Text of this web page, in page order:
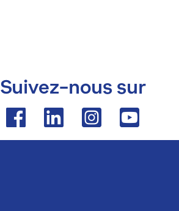
Suivez-nous sur
FacebookLinkedinInstagramYoutube